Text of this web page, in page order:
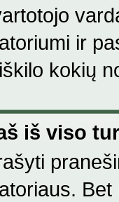
ir
kokių
iš viso